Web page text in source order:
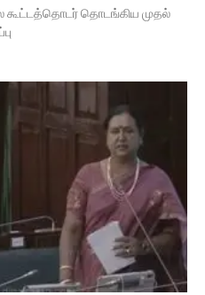
கூட்டத்தொடர் தொடங்கிய முதல்